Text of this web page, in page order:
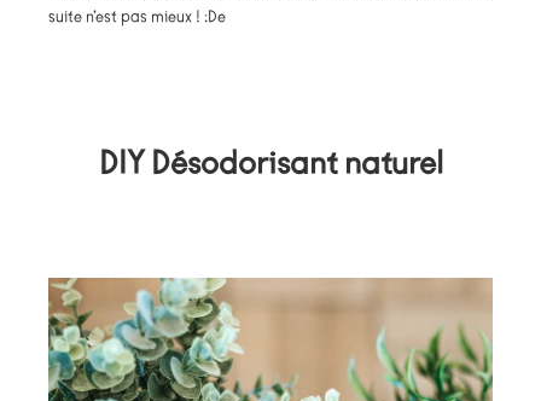
suite n’est pas mieux ! :De
DIY Désodorisant naturel